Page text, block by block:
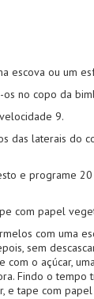
escova ou um
no copo da
9.
das laterais do
e programe 20
com papel
com uma
sem
com o açúcar,
Findo o tempo
e tape com